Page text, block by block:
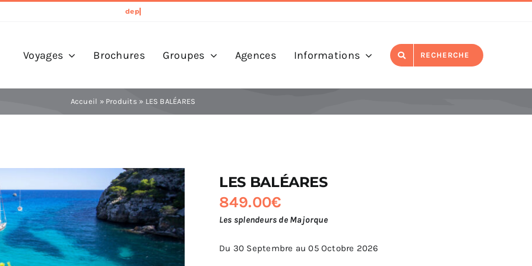
Voyages Brochures Groupes Agences Informations RECHERCHE
Accueil » Produits » LES BALÉARES
LES BALÉARES
849.00€
Les splendeurs de Majorque
Du 30 Septembre au 05 Octobre 2026